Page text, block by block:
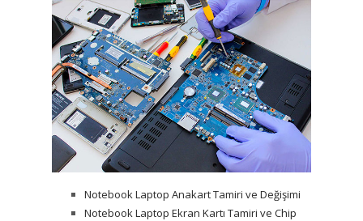
Notebook Laptop Anakart Tamiri ve Değişimi
Notebook Laptop Ekran Kartı Tamiri ve Chip